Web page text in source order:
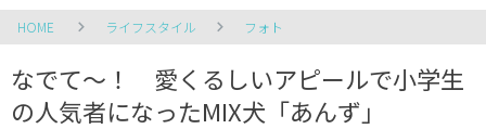
HOME ライフスタイル フォト
なでて～！ 愛くるしいアピールで小学生
の人気者になったMIX犬「あんず」